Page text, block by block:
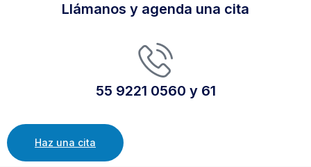
Llámanos y agenda una cita
55 9221 0560 y 61
Haz una cita